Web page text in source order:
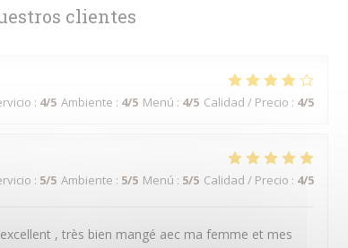
clientes
: 4/5 Ambiente : 4/5 Menú : 4/5 Calidad / Precio : 4/5
: 5/5 Ambiente : 5/5 Menú : 5/5 Calidad / Precio : 4/5
, très bien mangé aec ma femme et mes